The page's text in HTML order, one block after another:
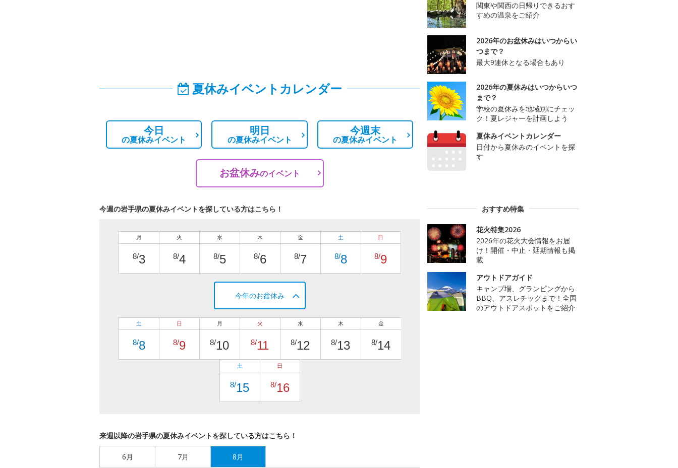
夏休みイベントカレンダー
今日
の夏休みイベント
明日
の夏休みイベント
今週末
の夏休みイベント
お盆休みのイベント
今週の岩手県の夏休みイベントを探している方はこちら！
月
8/3
火
8/4
水
8/5
木
8/6
金
8/7
土
8/8
日
8/9
今年のお盆休み
土
8/8
日
8/9
月
8/10
火
8/11
水
8/12
木
8/13
金
8/14
土
8/15
日
8/16
来週以降の岩手県の夏休みイベントを探している方はこちら！
6月 7月 8月
関東や関西の日帰りできるおす
すめの温泉をご紹介
2026年のお盆休みはいつからい
つまで？
最大9連休となる場合もあり
2026年の夏休みはいつからいつ
まで？
学校の夏休みを地域別にチェッ
ク！夏レジャーを計画しよう
夏休みイベントカレンダー
日付から夏休みのイベントを探
す
おすすめ特集
花火特集2026
2026年の花火大会情報をお届
け！開催・中止・延期情報も掲
載
アウトドアガイド
キャンプ場、グランピングから
BBQ、アスレチックまで！全国
のアウトドアスポットをご紹介